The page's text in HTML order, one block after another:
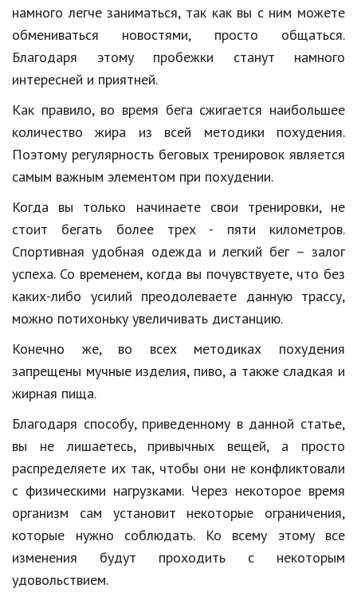
Праздники и подарки
Кинематограф
Домашние животные
Семья и дети
Путешествия
Строительство
Культура и общество
Мода и стиль
Бизнес
Хобби и развлечения
Финансы
Юриспруденция
Природа
Образование
Наука и технологии
намного легче заниматься, так как вы с ним можете
обмениваться новостями, просто общаться.
Благодаря этому пробежки станут намного
интересней и приятней.
Как правило, во время бега сжигается наибольшее
количество жира из всей методики похудения.
Поэтому регулярность беговых тренировок является
самым важным элементом при похудении.
Когда вы только начинаете свои тренировки, не
стоит бегать более трех - пяти километров.
Спортивная удобная одежда и легкий бег – залог
успеха. Со временем, когда вы почувствуете, что без
каких-либо усилий преодолеваете данную трассу,
можно потихоньку увеличивать дистанцию.
Конечно же, во всех методиках похудения
запрещены мучные изделия, пиво, а также сладкая и
жирная пища.
Благодаря способу, приведенному в данной статье,
вы не лишаетесь, привычных вещей, а просто
распределяете их так, чтобы они не конфликтовали
с физическими нагрузками. Через некоторое время
организм сам установит некоторые ограничения,
которые нужно соблюдать. Ко всему этому все
изменения будут проходить с некоторым
удовольствием.